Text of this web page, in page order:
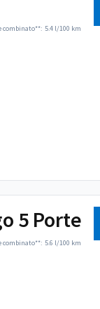
combinato**: 5.4 l/100 km
5 Porte
combinato**: 5.6 l/100 km